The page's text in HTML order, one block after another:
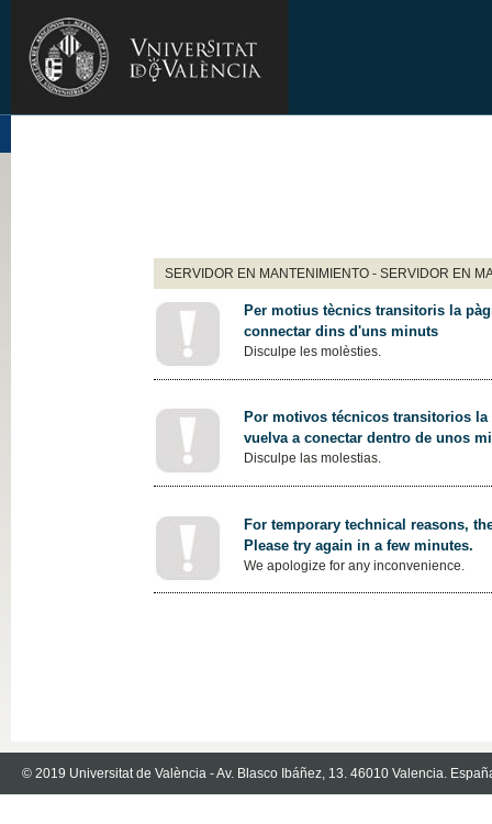
SERVIDOR EN MANTENIMIENTO - SERVIDOR EN
Per motius tècnics transitoris la
connectar dins d'uns minuts
Disculpe les molèsties.
Por motivos técnicos transitorios
vuelva a conectar dentro de unos
Disculpe las molestias.
For temporary technical reasons,
Please try again in a few minutes.
We apologize for any inconvenience.
© 2019 Universitat de València - Av. Blasco Ibáñez, 13. 46010 Valencia.